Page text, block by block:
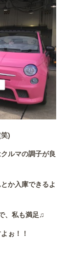
)
ルマの調子が良
か入庫できるよ
、私も満足♫
ぉ！！